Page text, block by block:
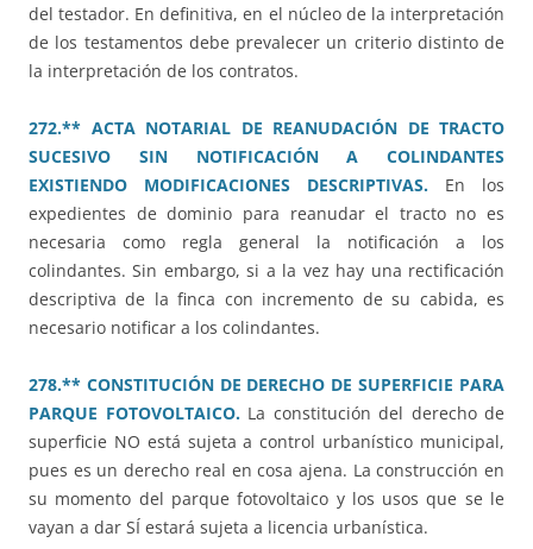
del testador. En definitiva, en el núcleo de la interpretación
de los testamentos debe prevalecer un criterio distinto de
la interpretación de los contratos.
272.** ACTA NOTARIAL DE REANUDACIÓN DE TRACTO
SUCESIVO SIN NOTIFICACIÓN A COLINDANTES
EXISTIENDO MODIFICACIONES DESCRIPTIVAS. En los
expedientes de dominio para reanudar el tracto no es
necesaria como regla general la notificación a los
colindantes. Sin embargo, si a la vez hay una rectificación
descriptiva de la finca con incremento de su cabida, es
necesario notificar a los colindantes.
278.** CONSTITUCIÓN DE DERECHO DE SUPERFICIE PARA
PARQUE FOTOVOLTAICO.La constitución del derecho de
superficie NO está sujeta a control urbanístico municipal,
pues es un derecho real en cosa ajena. La construcción en
su momento del parque fotovoltaico y los usos que se le
vayan a dar SÍ estará sujeta a licencia urbanística.